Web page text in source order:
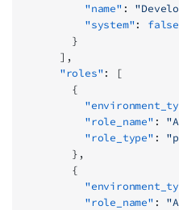
          "name"
:
          "system"
: false
        }
      ],
      "roles"
: [
        {
          "role_name"
:
          "role_type"
:
        },
        {
          "role_name"
: